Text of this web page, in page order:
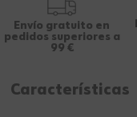
Envío gratuito en
pedidos superiores a
99 €
Características